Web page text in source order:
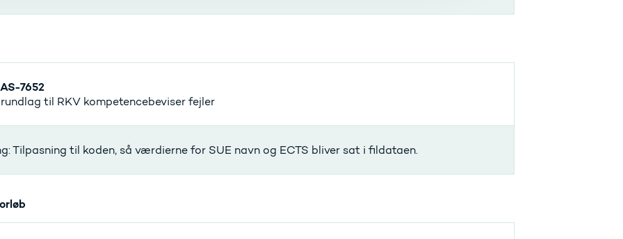
7652
til RKV kompetencebeviser fejler
Tilpasning til koden, så værdierne for SUE navn og ECTS bliver sat i fildataen.